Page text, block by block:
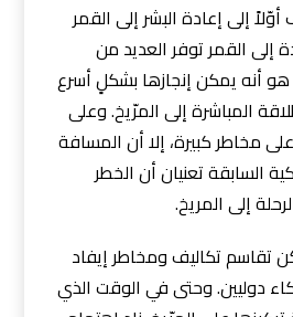
إلى إعادة البشر إلى القمر
إلى القمر توفر العديد من
هو أنه يمكن إنجازها بشكلٍ أسرع
المباشرة إلى المرّيخ. وعلى
مخاطر كبيرة، إلا أن المسافة
السابقة تعنيان أن الخطر
إلى المريخ.
تقاسم تكاليف ومخاطر إيفاد
دوليين. وحتى في الوقت الذي